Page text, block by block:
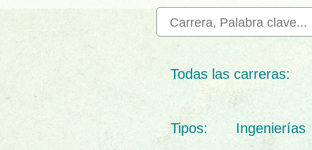
Todas las carreras:
Tipos: Ingenierías